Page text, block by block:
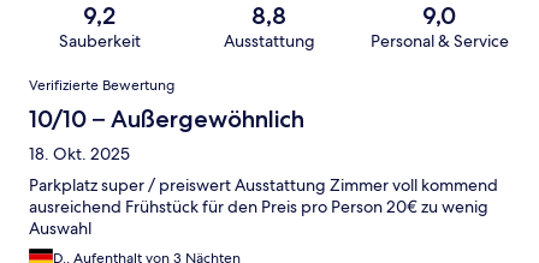
9,2
Sauberkeit
8,8
Ausstattung
9,0
Personal & Service
Bewertungen
Verifizierte Bewertung
10/10 – Außergewöhnlich
18. Okt. 2025
Parkplatz super / preiswert Ausstattung Zimmer voll kommend
ausreichend Frühstück für den Preis pro Person 20€ zu wenig
Auswahl
D., Aufenthalt von 3 Nächten